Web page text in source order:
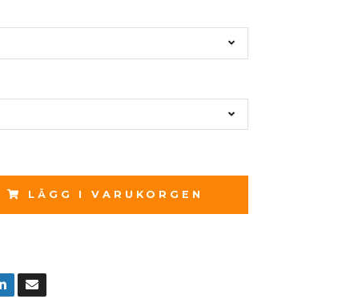
LÄGG I VARUKORGEN